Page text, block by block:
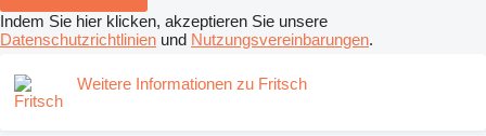
Indem Sie hier klicken, akzeptieren Sie unsere
Datenschutzrichtlinien und Nutzungsvereinbarungen.
Weitere Informationen zu Fritsch